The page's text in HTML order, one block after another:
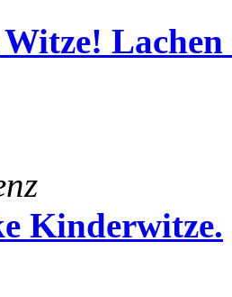
Witze!
Kinderwitze.